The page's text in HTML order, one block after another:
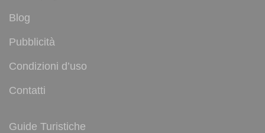
Blog
Pubblicità
Condizioni d’uso
Contatti
Guide Turistiche